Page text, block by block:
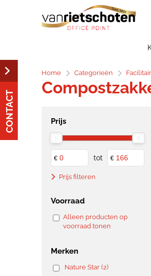
Home Categorieën
Prijs
€ tot €
Prijs filteren
Voorraad
Alleen producten op
voorraad tonen
Merken
Nature Star (2)
CONTACT